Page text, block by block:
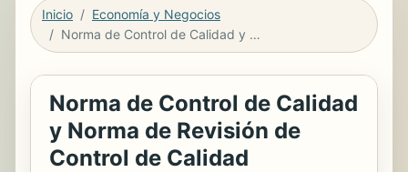
Inicio
Economía y Negocios
Norma de Control de Calidad y Norma de Revisión de Control de Calidad
Norma de Control de Calidad
y Norma de Revisión de
Control de Calidad